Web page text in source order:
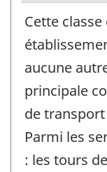
Cette
aucune
principale
de
Parmi les
: les tours